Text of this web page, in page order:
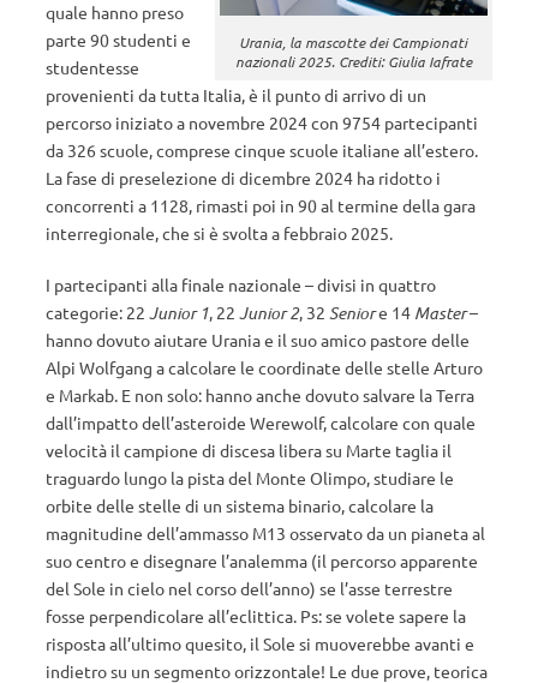
Urania, la mascotte dei Campionati
nazionali 2025. Crediti: Giulia Iafrate
quale hanno preso
parte 90 studenti e
studentesse
provenienti da tutta Italia, è il punto di arrivo di un
percorso iniziato a novembre 2024 con 9754 partecipanti
da 326 scuole, comprese cinque scuole italiane all’estero.
La fase di preselezione di dicembre 2024 ha ridotto i
concorrenti a 1128, rimasti poi in 90 al termine della gara
interregionale, che si è svolta a febbraio 2025.
I partecipanti alla finale nazionale – divisi in quattro
categorie: 22 Junior 1, 22 Junior 2, 32 Seniore 14 Master–
hanno dovuto aiutare Urania e il suo amico pastore delle
Alpi Wolfgang a calcolare le coordinate delle stelle Arturo
e Markab. E non solo: hanno anche dovuto salvare la Terra
dall’impatto dell’asteroide Werewolf, calcolare con quale
velocità il campione di discesa libera su Marte taglia il
traguardo lungo la pista del Monte Olimpo, studiare le
orbite delle stelle di un sistema binario, calcolare la
magnitudine dell’ammasso M13 osservato da un pianeta al
suo centro e disegnare l’analemma (il percorso apparente
del Sole in cielo nel corso dell’anno) se l’asse terrestre
fosse perpendicolare all’eclittica. Ps: se volete sapere la
risposta all’ultimo quesito, il Sole si muoverebbe avanti e
indietro su un segmento orizzontale! Le due prove, teorica